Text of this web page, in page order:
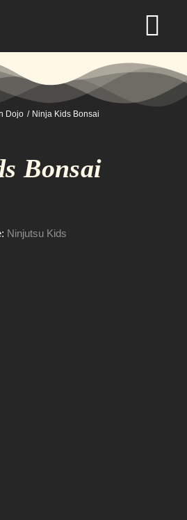
Selbstverteidigung
Dojo Ninja Kids Bonsai
Bonsai
Ninjutsu Kids